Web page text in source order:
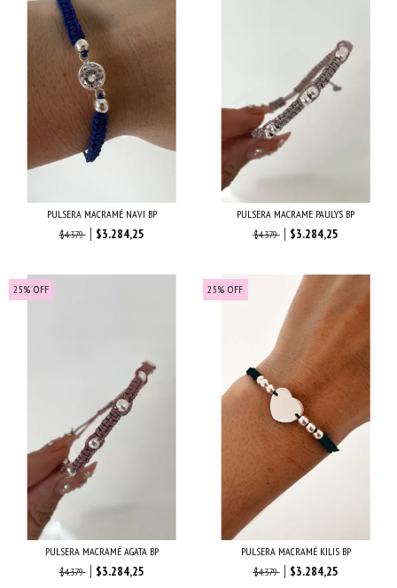
PULSERA MACRAMÉ NAVI BP
$4.379
$3.284,25
PULSERA MACRAME PAULYS BP
$4.379
$3.284,25
25% OFF
PULSERA MACRAMÉ AGATA BP
$4.379
$3.284,25
25% OFF
PULSERA MACRAMÉ KILIS BP
$4.379
$3.284,25